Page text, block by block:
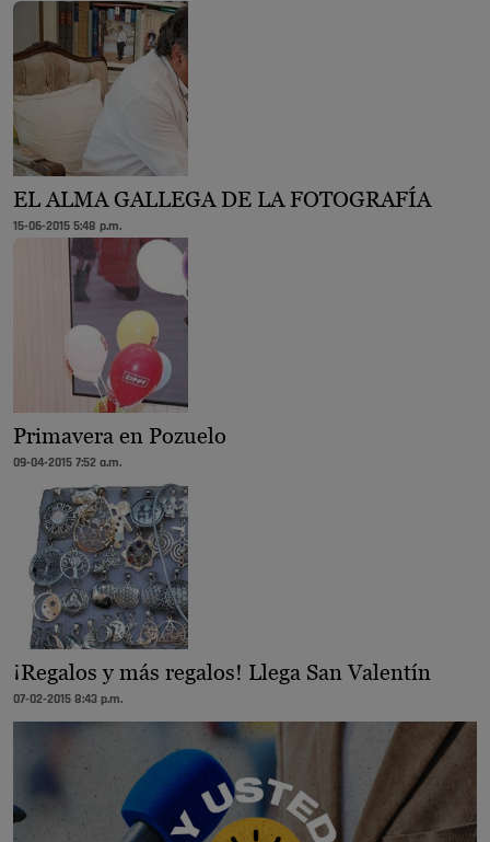
EL ALMA GALLEGA DE LA FOTOGRAFÍA
15-06-2015 5:48 p.m.
Primavera en Pozuelo
09-04-2015 7:52 a.m.
¡Regalos y más regalos! Llega San Valentín
07-02-2015 8:43 p.m.